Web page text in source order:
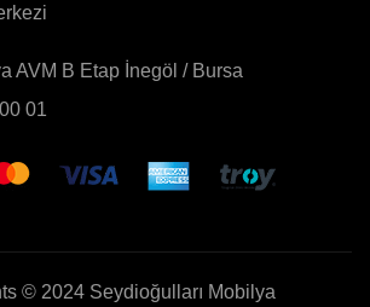
AVM B Etap İnegöl / Bursa
01
© 2024 Seydioğulları Mobilya